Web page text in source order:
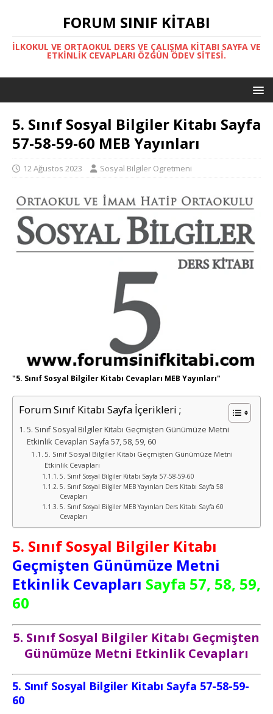
FORUM SINIF KITABI
İLKOKUL VE ORTAOKUL DERS VE ÇALIŞMA KITABI SAYFA VE
ETKINLIK CEVAPLARI ÖZGÜN ÖDEV SITESI.
5. Sınıf Sosyal Bilgiler Kitabı Sayfa
57-58-59-60 MEB Yayınları
12 Ağustos 2023 Sosyal Bilgiler Ogretmeni
"5. Sınıf Sosyal Bilgiler Kitabı Cevapları MEB Yayınları"
Forum Sınıf Kitabı Sayfa İçerikleri ;
5. Sınıf Sosyal Bilgiler Kitabı Geçmişten Günümüze Metni
Etkinlik Cevapları Sayfa 57, 58, 59, 60
5. Sınıf Sosyal Bilgiler Kitabı Geçmişten Günümüze Metni
Etkinlik Cevapları
5. Sınıf Sosyal Bilgiler Kitabı Sayfa 57-58-59-60
5. Sınıf Sosyal Bilgiler MEB Yayınları Ders Kitabı Sayfa 58
Cevapları
5. Sınıf Sosyal Bilgiler MEB Yayınları Ders Kitabı Sayfa 60
Cevapları
5. Sınıf Sosyal Bilgiler Kitabı
Geçmişten Günümüze Metni
Etkinlik Cevapları Sayfa 57, 58, 59,
60
5. Sınıf Sosyal Bilgiler Kitabı Geçmişten
Günümüze Metni Etkinlik Cevapları
5. Sınıf Sosyal Bilgiler Kitabı Sayfa 57-58-59-
60